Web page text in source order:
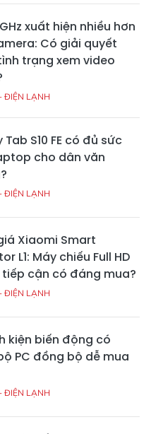
xuất hiện nhiều hơn
Có giải quyết
trạng xem video
ĐIỆN LẠNH
Tab S10 FE có đủ sức
cho dân văn
ĐIỆN LẠNH
Xiaomi Smart
L1: Máy chiếu Full HD
cận có đáng mua?
ĐIỆN LẠNH
kiện biến động có
PC đồng bộ dễ mua
ĐIỆN LẠNH